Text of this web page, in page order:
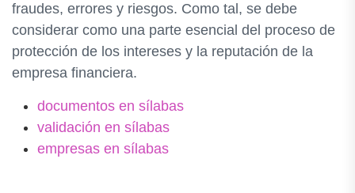
fraudes, errores y riesgos. Como tal, se debe
considerar como una parte esencial del proceso de
protección de los intereses y la reputación de la
empresa financiera.
documentos en sílabas
validación en sílabas
empresas en sílabas